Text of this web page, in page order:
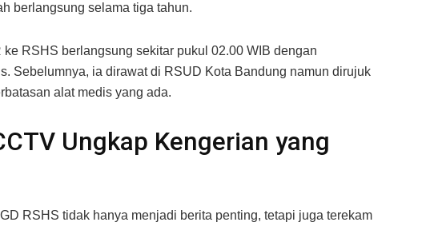
berlangsung selama tiga tahun.
ke RSHS berlangsung sekitar pukul 02.00 WIB dengan
Sebelumnya, ia dirawat di RSUD Kota Bandung namun dirujuk
alat medis yang ada.
Ungkap Kengerian yang
RSHS tidak hanya menjadi berita penting, tetapi juga terekam